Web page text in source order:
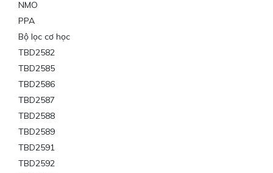
NMO
PPA
Bộ lọc cơ học
TBD2582
TBD2585
TBD2586
TBD2587
TBD2588
TBD2589
TBD2591
TBD2592